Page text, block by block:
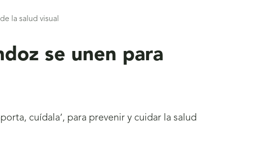
la salud visual
se unen para
cuídala’, para prevenir y cuidar la salud